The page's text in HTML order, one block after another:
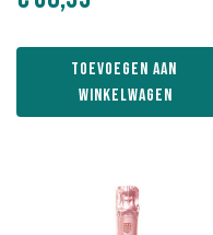
Toevoegen aan
winkelwagen